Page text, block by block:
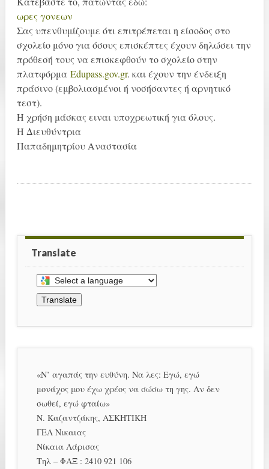
ωρες γονεων
Σας υπενθυμίζουμε ότι επιτρέπεται η είσοδος στο
σχολείο μόνο για όσους επισκέπτες έχουν δηλώσει την
πρόθεσή τους να επισκεφθούν το σχολείο στην
πλατφόρμα Edupass.gov.gr. και έχουν την ένδειξη
πράσινο (εμβολιασμένοι ή νοσήσαντες ή αρνητικό
τεστ).
Η χρήση μάσκας ειναι υποχρεωτική για όλους.
Η Διευθύντρια
Παπαδημητρίου Αναστασία
Translate
Select
a
language
to
Translate
«Ν’ αγαπάς την ευθύνη. Να λες: Εγώ, εγώ
μονάχος μου έχω χρέος να σώσω τη γης. Αν δεν
σωθεί, εγώ φταίω»
Ν. Καζαντζάκης, ΑΣΚΗΤΙΚΗ
ΓΕΛ Νικαιας
Νίκαια Λάρισας
Τηλ – ΦΑΞ : 2410 921 106